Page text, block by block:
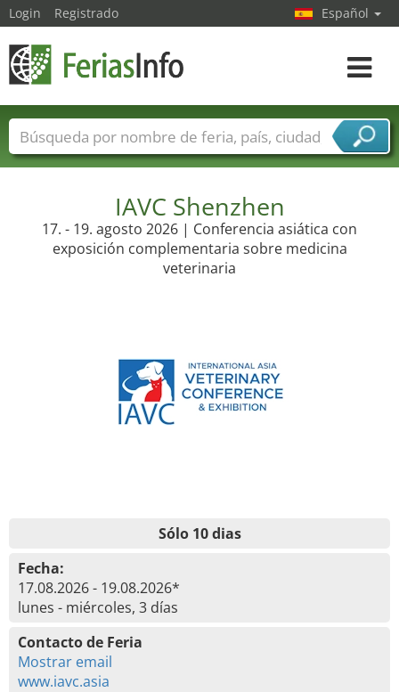
IAVC Shenzhen
17. - 19. agosto 2026 | Conferencia asiática con
exposición complementaria sobre medicina
veterinaria
Sólo 10 dias
Fecha:
17.08.2026 - 19.08.2026*
lunes - miércoles, 3 días
Contacto de Feria
Mostrar email
www.iavc.asia
Login Registrado Español
toggle
Nombres de ferias Países
Ciudades
Sectores de proveedor de servicios